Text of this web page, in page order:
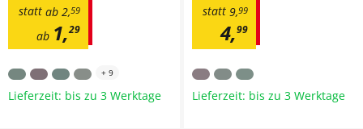
ab 1,29
ab 2,59
statt
+ 9
Lieferzeit: bis zu 3 Werktage
4,99
9,99
statt
Lieferzeit: bis zu 3 Werktage